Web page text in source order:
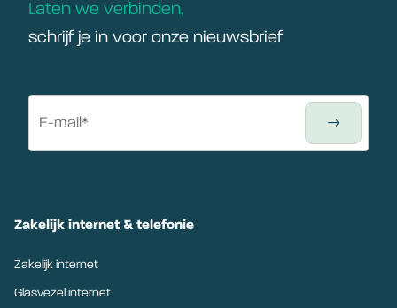
Laten we verbinden,
schrijf je in voor onze nieuwsbrief
Zakelijk internet & telefonie
Zakelijk internet
Glasvezel internet